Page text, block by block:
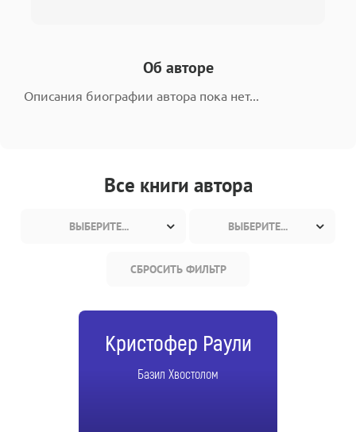
Об авторе
Описания биографии автора пока нет...
Все книги автора
ВЫБЕРИТЕ... ВЫБЕРИТЕ...
СБРОСИТЬ ФИЛЬТР
Кристофер Раули
Базил Хвостолом